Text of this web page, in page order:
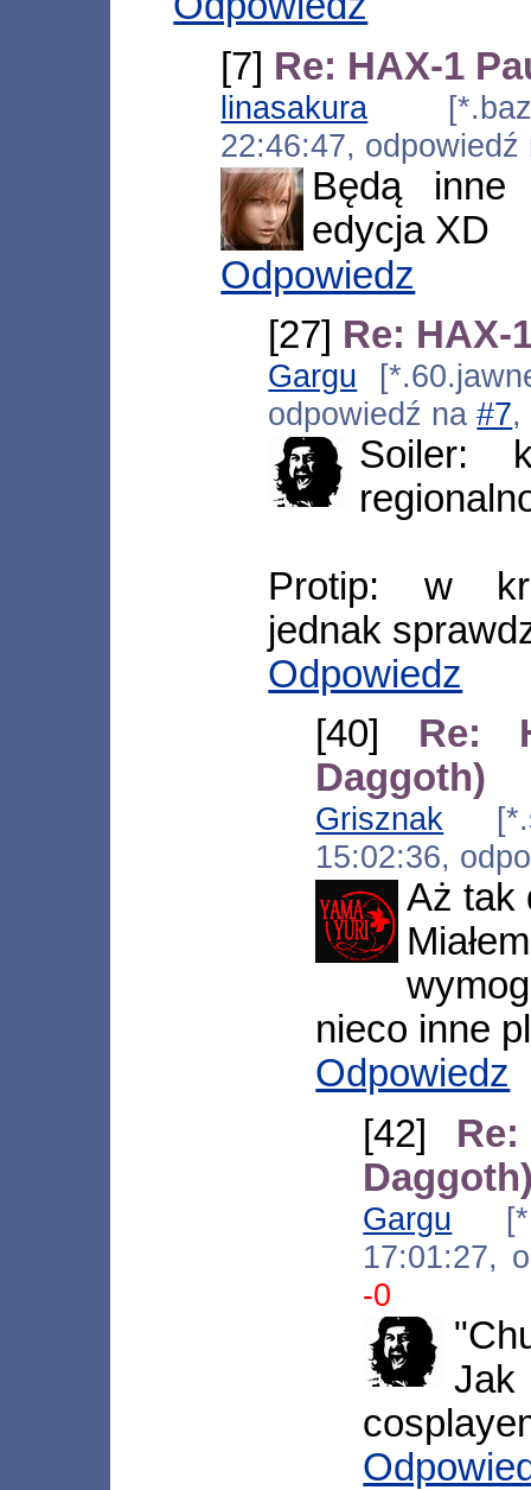
[7] Re: HAX-1
linasakura
22:46:47,
Będą
edycja XD
Odpowiedz
[27] Re: HAX-
Gargu
odpowiedź na#7,
Soiler:
Protip: w
jednak
Odpowiedz
[40] Re:
Daggoth)
Grisznak
15:02:36,
Aż tak
nieco inne
Odpowiedz
[42]
Gargu
17:01:27,
-0